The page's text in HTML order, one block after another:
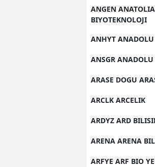
ANGEN
BIYOTEKNOLOJI
ANHYT ANADOLU
ANSGR ANADOLU
ARASE DOGU
ARCLK ARCELIK
ARDYZ ARD
ARENA ARENA
ARFYE ARF BIO